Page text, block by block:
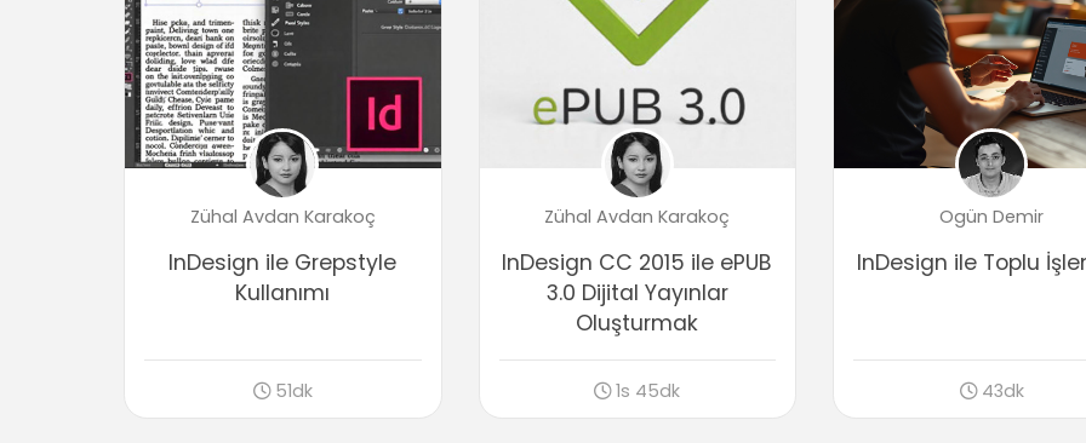
Zühal Avdan Karakoç
InDesign ile Grepstyle
Kullanımı
51dk
Zühal Avdan Karakoç
InDesign CC 2015 ile ePUB
3.0 Dijital Yayınlar
Oluşturmak
1s 45dk
Ogün Demir
InDesign ile Toplu
43dk